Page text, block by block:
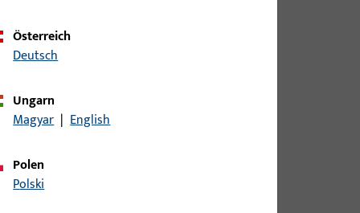
Österreich
Deutsch
Ungarn
Magyar | English
Polen
Polski